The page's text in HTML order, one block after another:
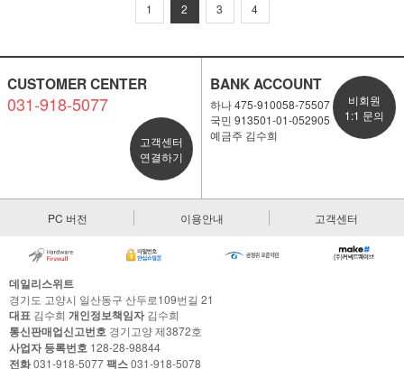
1 2 3 4
CUSTOMER CENTER
031-918-5077
고객센터
연결하기
BANK ACCOUNT
하나 475-910058-75507
국민 913501-01-052905
예금주 김수희
비회원
1:1 문의
PC 버전 이용안내 고객센터
데일리스위트
경기도 고양시 일산동구 산두로109번길 21
대표 김수희 개인정보책임자김수희
통신판매업신고번호 경기고양 제3872호
사업자 등록번호 128-28-98844
전화031-918-5077팩스031-918-5078